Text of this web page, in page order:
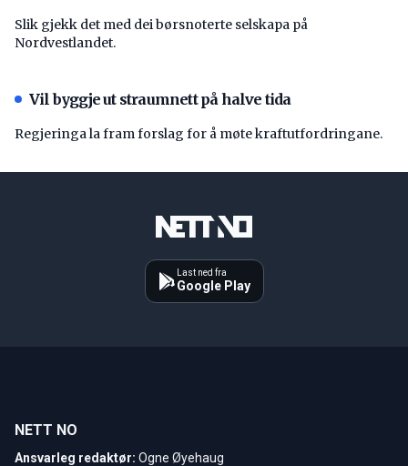
Slik gjekk det med dei børsnoterte selskapa på
Nordvestlandet.
Vil byggje ut straumnett på halve tida
Regjeringa la fram forslag for å møte kraftutfordringane.
Last ned fra
Google Play
NETT NO
Ansvarleg redaktør: Ogne Øyehaug